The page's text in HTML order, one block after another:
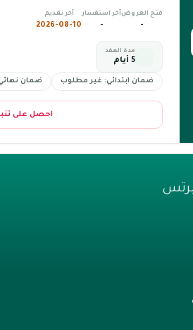
فتح العروض
-
آخر استفسار
-
آخر تقديم
2026-08-10
مدة العقد
5 أيام
ضمان ابتدائي: غير مطلوب ضمان
احصل على